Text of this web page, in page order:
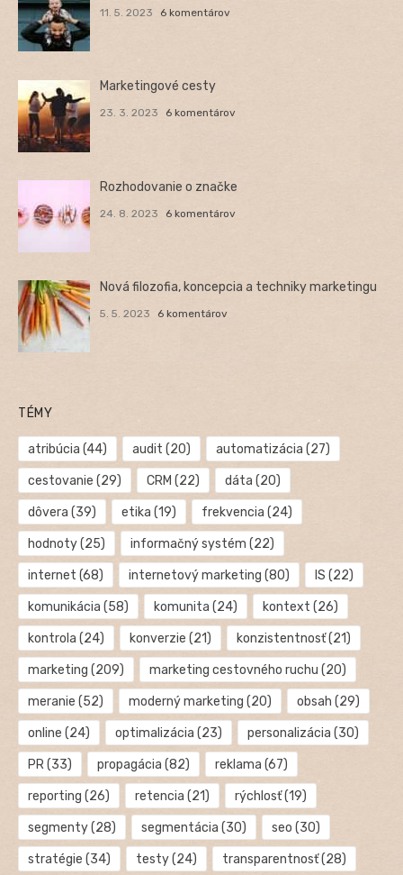
11. 5. 2023 6 komentárov
Marketingové cesty
23. 3. 2023 6 komentárov
Rozhodovanie o značke
24. 8. 2023 6 komentárov
Nová filozofia, koncepcia a techniky marketingu
5. 5. 2023 6 komentárov
TÉMY
atribúcia (44) audit (20) automatizácia (27)
cestovanie (29) CRM (22) dáta (20)
dôvera (39) etika (19) frekvencia (24)
hodnoty(25) informačný systém (22)
internet (68) internetový marketing (80) IS (22)
komunikácia (58) komunita (24) kontext (26)
kontrola (24) konverzie (21) konzistentnosť(21)
marketing (209) marketing cestovného ruchu (20)
meranie (52) moderný marketing (20) obsah (29)
online (24) optimalizácia (23) personalizácia (30)
PR(33) propagácia (82) reklama (67)
reporting (26) retencia (21) rýchlosť(19)
segmenty(28) segmentácia (30) seo (30)
stratégie (34) testy(24) transparentnosť(28)